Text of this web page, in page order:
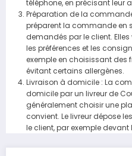
téléphone, en précisant leur
Préparation de la
préparent la commande en
demandés par le client.
les préférences et les
exemple en choisissant des
évitant certains allergènes.
Livraison à domicile : La
domicile par un livreur de
généralement choisir une
convient. Le livreur dépose
le client, par exemple devant